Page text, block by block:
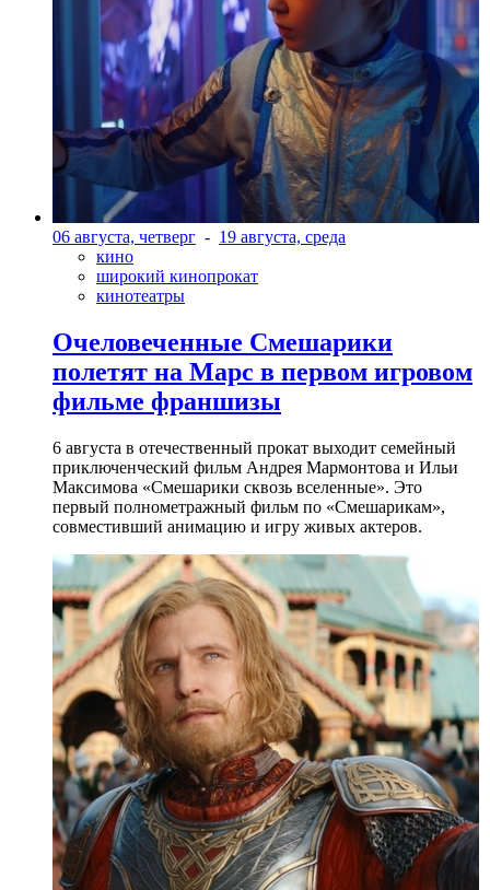
06 августа, четверг - 19 августа, среда
кино
широкий кинопрокат
кинотеатры
Очеловеченные Смешарики
полетят на Марс в первом игровом
фильме франшизы
6 августа в отечественный прокат выходит семейный
приключенческий фильм Андрея Мармонтова и Ильи
Максимова «Смешарики сквозь вселенные». Это
первый полнометражный фильм по «Смешарикам»,
совместивший анимацию и игру живых актеров.